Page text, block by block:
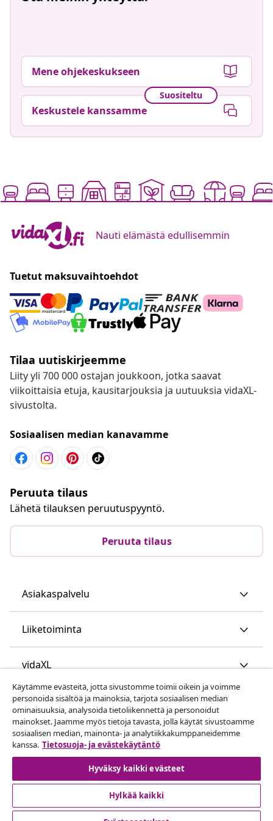
Mene ohjekeskukseen
Suositeltu
Keskustele kanssamme
Nauti elämästä edullisemmin
Tuetut maksuvaihtoehdot
Tilaa uutiskirjeemme
Liity yli 700 000 ostajan joukkoon, jotka saavat
viikoittaisia etuja, kausitarjouksia ja uutuuksia vidaXL-
sivustolta.
Sosiaalisen median kanavamme
Peruuta tilaus
Lähetä tilauksen peruutuspyyntö.
Peruuta tilaus
Asiakaspalvelu
Liiketoiminta
vidaXL
Löydä lisää
© 2008-2026 vidaXL www.vidaxl.fi on vidaXL Marketplace
Europe B.V. yrityksen verkkosivu
Käytämme evästeitä, jotta sivustomme toimii oikein ja voimme
personoida sisältöä ja mainoksia, tarjota sosiaalisen median
ominaisuuksia, analysoida tietoliikennettä ja personoidut
mainokset. Jaamme myös tietoja tavasta, jolla käytät sivustoamme
sosiaalisen median, mainonta- ja analytiikkakumppaneidemme
kanssa. Tietosuoja- ja evästekäytäntö
Hyväksy kaikki evästeet
Hylkää kaikki